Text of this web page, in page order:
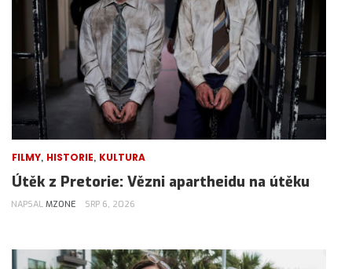
FILMY, HISTORIE, KULTURA
Útěk z Pretorie: Vězni apartheidu na útěku
NAPSAL MZONE SRP 6, 2026